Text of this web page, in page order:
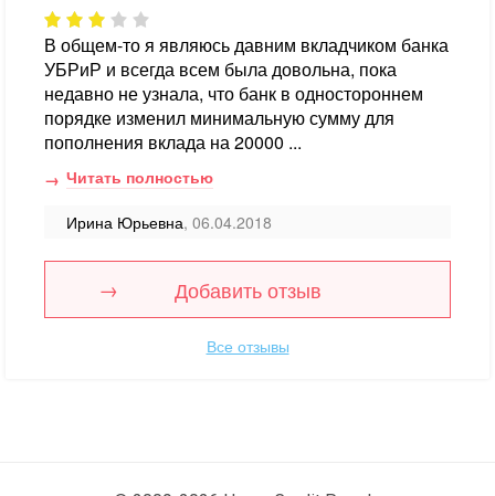
В общем-то я являюсь давним вкладчиком банка
УБРиР и всегда всем была довольна, пока
недавно не узнала, что банк в одностороннем
порядке изменил минимальную сумму для
пополнения вклада на 20000 ...
Читать полностью
Ирина Юрьевна, 06.04.2018
Добавить отзыв
Все отзывы